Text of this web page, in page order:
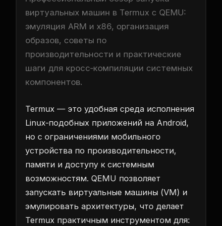
виртуальных машин в Termux с QEMU:
эмуляция ARM и x86, организация
образов, советы по
производительности и практические
шаги для кросс‑компиляции системных
компонентов.
Termux — это удобная среда исполнения
Linux‑подобных приложений на Android,
но с ограничениями мобильного
устройства по производительности,
памяти и доступу к системным
возможностям. QEMU позволяет
запускать виртуальные машины (VM) и
эмулировать архитектуры, что делает
Termux практичным инструментом для: